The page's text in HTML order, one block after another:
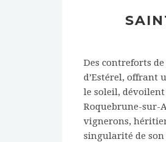
Des contreforts
d’Estérel, offrant
le soleil, dévoilent
Roquebrune-sur-
vignerons,
singularité de son